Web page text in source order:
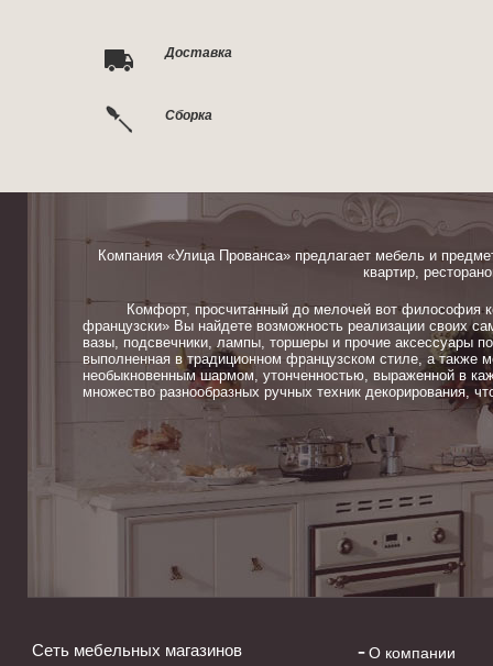
Доставка
Сборка
Компания «Улица Прованса» предлагает мебель и
квартир,
Комфорт, просчитанный до мелочей вот философия
французски» Вы найдете возможность реализации своих
вазы, подсвечники, лампы, торшеры и прочие аксессуары
выполненная в традиционном французском стиле, а также
необыкновенным шармом, утонченностью, выраженной в
множество разнообразных ручных техник декорирования,
Сеть мебельных магазинов
О компании